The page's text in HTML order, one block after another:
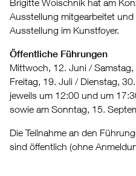
Brigitte Woischnik hat am
Ausstellung mitgearbeitet
Ausstellung im Kunstfoyer.
Öffentliche Führungen
Mittwoch, 12. Juni /
Freitag, 19. Juli / Dienstag,
jeweils um 12:00 und um
sowie am Sonntag, 15.
Die Teilnahme an den
sind öffentlich (ohne